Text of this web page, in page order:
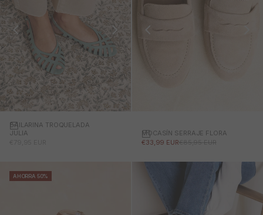
BAILARINA TROQUELADA
JULIA
MOCASÍN SERRAJE FLORA
PRECIO DE OFERTA
€33,99 EURPRECIO NORMAL
€85,95 EUR
AHORRA 50%